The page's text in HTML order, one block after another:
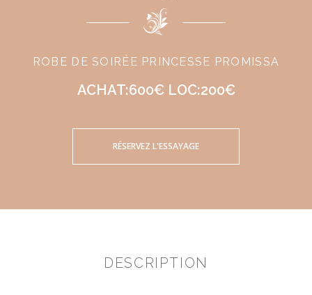
ROBE DE SOIRÉE PRINCESSE PROMISSA
ACHAT:600€ LOC:200€
RÉSERVEZ L'ESSAYAGE
DESCRIPTION